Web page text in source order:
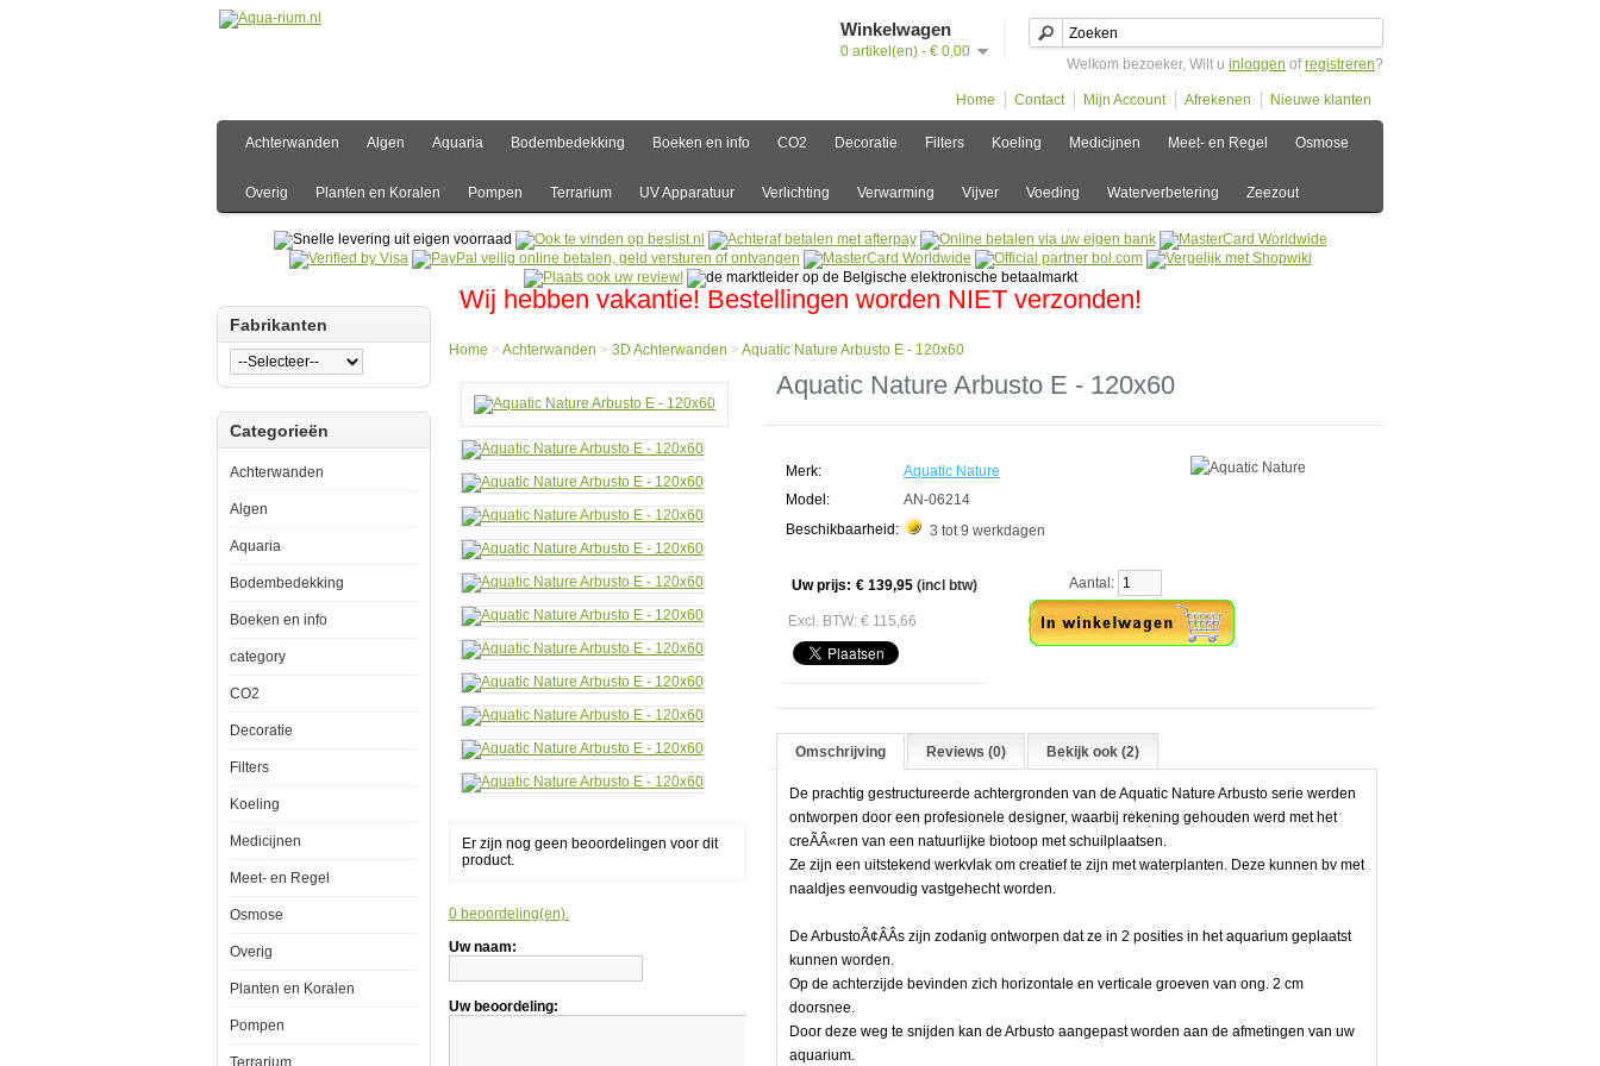
Winkelwagen
0 artikel(en) - € 0,00
Welkom bezoeker, Wilt u inloggen ofregistreren?
Home Contact Mijn Account Afrekenen Nieuwe klanten
Achterwanden Algen Aquaria Bodembedekking Boeken en info CO2 Decoratie Filters Koeling Medicijnen Meet- en Regel Osmose
Overig Planten en Koralen Pompen Terrarium UV Apparatuur Verlichting Verwarming Vijver Voeding Waterverbetering Zeezout
Wij hebben vakantie! Bestellingen worden NIET verzonden!
Fabrikanten
Categorieën
Achterwanden
Algen
Aquaria
Bodembedekking
Boeken en info
category
CO2
Decoratie
Filters
Koeling
Medicijnen
Meet- en Regel
Osmose
Overig
Planten en Koralen
Pompen
Terrarium
Achterwanden
3D
Achterwanden
Aquatic
Nature
Arbusto
E
-
120x60
Aquatic
Nature
Arbusto
120x60
prachtig
achtergronden
de
Aquatic
Nature
Home > Achterwanden > 3D Achterwanden > Aquatic Nature Arbusto E - 120x60
Er zijn nog geen beoordelingen voor dit
product.
0 beoordeling(en).
Uw naam:
Uw beoordeling:
Aquatic Nature Arbusto E - 120x60
Merk:
Aquatic Nature
Model:
AN-06214
Beschikbaarheid:
3 tot 9 werkdagen
Uw prijs: € 139,95 (incl btw)
Excl. BTW: € 115,66
Aantal:
Omschrijving Reviews (0) Bekijk ook (2)
De prachtig gestructureerde achtergronden van de Aquatic Nature Arbusto serie werden
ontworpen door een profesionele designer, waarbij rekening gehouden werd met het
creÃÂ«ren van een natuurlijke biotoop met schuilplaatsen.
Ze zijn een uitstekend werkvlak om creatief te zijn met waterplanten. Deze kunnen bv met
naaldjes eenvoudig vastgehecht worden.
De ArbustoÃ¢ÂÂs zijn zodanig ontworpen dat ze in 2 posities in het aquarium geplaatst
kunnen worden.
Op de achterzijde bevinden zich horizontale en verticale groeven van ong. 2 cm
doorsnee.
Door deze weg te snijden kan de Arbusto aangepast worden aan de afmetingen van uw
aquarium.